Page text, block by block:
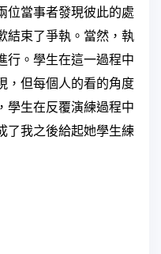
位當事者發現彼此的處
結束了爭執。當然，執
行。學生在這一過程中
，但每個人的看的角度
學生在反覆演練過程中
了我之後給起她學生練